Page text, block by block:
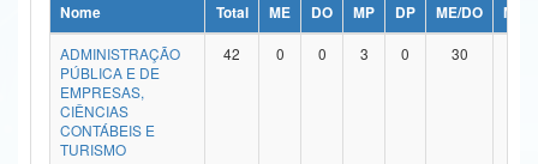
Ministério da Ciência, Tecnologia, Inovações e Comunicações
Ministério do Meio Ambiente
Ministério do Turismo
Nome Total ME DO MP DP ME/DO
MP/
ADMINISTRAÇÃO
PÚBLICA E DE
EMPRESAS,
CIÊNCIAS
CONTÁBEIS E
TURISMO
42 0 0 3 0 30